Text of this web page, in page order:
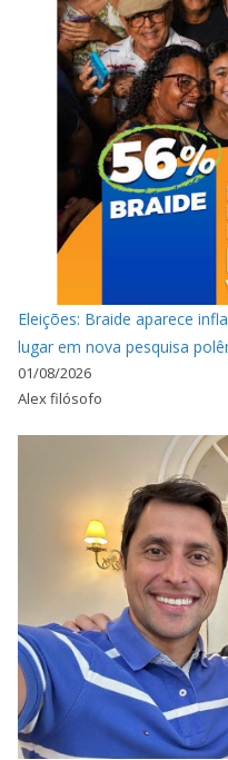
Eleições: Braide aparece
lugar em nova pesquisa
01/08/2026
Alex filósofo